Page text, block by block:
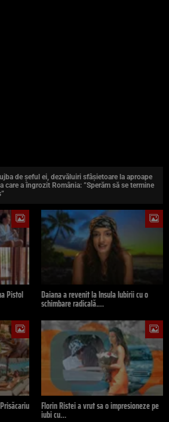
de șeful ei, dezvăluiri sfâșietoare la aproape
care a îngrozit România: ”Sperăm să se termine
Pistol Daiana a revenit la Insula Iubirii cu o
schimbare radicală.…
Florin Ristei a vrut sa o impresioneze pe
iubi cu…